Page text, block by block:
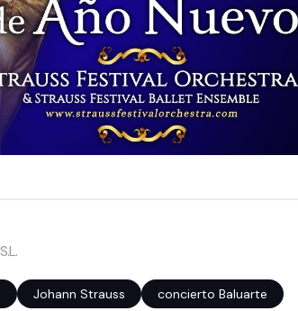
Johann Strauss
concierto Baluarte